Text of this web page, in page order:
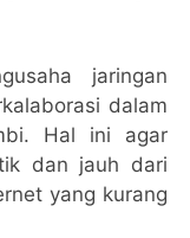
jaringan
dalam
Hal ini agar
dan jauh dari
yang kurang